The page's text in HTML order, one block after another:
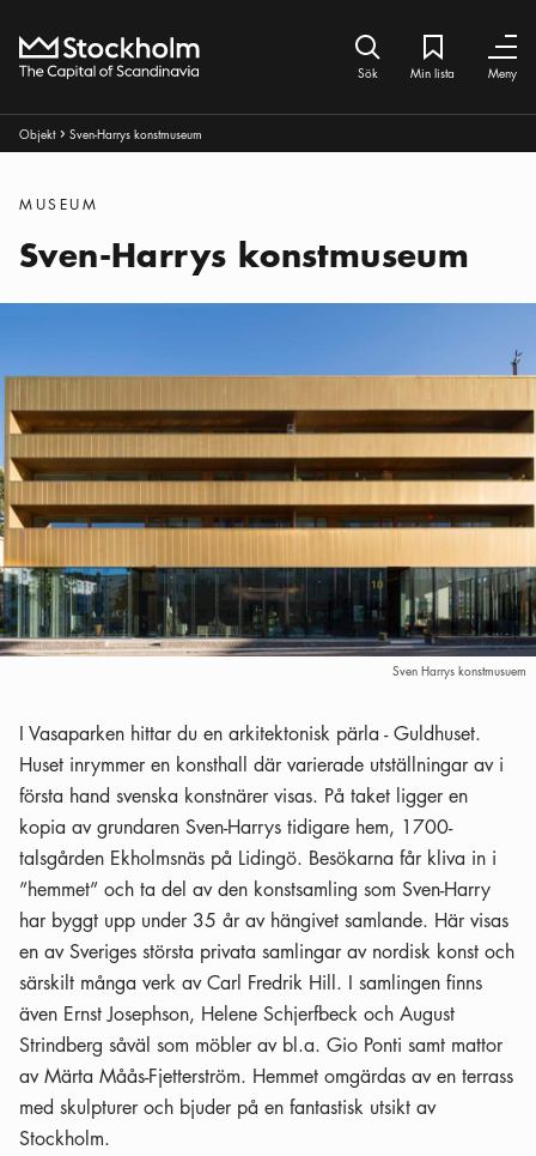
Hem
Sök ikon
Sök
Min lista
Bokmärke
Min lista Meny
Stäng
Brödsmulor:
ObjektPul ikon
Sven-Harrys konstmuseum
Kategorier
MUSEUM
Sven-Harrys konstmuseum
Sven Harrys konstmusuem
I Vasaparken hittar du en arkitektonisk pärla - Guldhuset.
Huset inrymmer en konsthall där varierade utställningar av i
första hand svenska konstnärer visas. På taket ligger en
kopia av grundaren Sven-Harrys tidigare hem, 1700-
talsgården Ekholmsnäs på Lidingö. Besökarna får kliva in i
”hemmet” och ta del av den konstsamling som Sven-Harry
har byggt upp under 35 år av hängivet samlande. Här visas
en av Sveriges största privata samlingar av nordisk konst och
särskilt många verk av Carl Fredrik Hill. I samlingen finns
även Ernst Josephson, Helene Schjerfbeck och August
Strindberg såväl som möbler av bl.a. Gio Ponti samt mattor
av Märta Måås-Fjetterström. Hemmet omgärdas av en terrass
med skulpturer och bjuder på en fantastisk utsikt av
Stockholm.